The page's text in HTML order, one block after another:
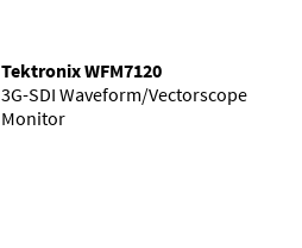
Tektronix WFM7120
3G-SDI Waveform/Vectorscope
Monitor